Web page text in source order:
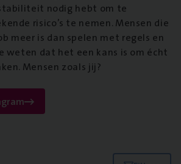
nodig hebt om te
risico’s te nemen. Mensen die
meer is dan spelen met regels en
weten dat het een kans is om écht
Mensen zoals jij?